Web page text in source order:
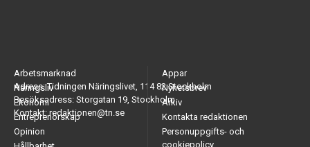
Adress: Tidningen Näringslivet, 114 82 Stockholm
Besöksadress: Storgatan 19, Stockholm
Kontakt: redaktionen@tn.se
Arbetsmarknad
Näringsliv
Ekonomi
Entreprenörskap
Opinion
Appar
Nyhetsbrev
Arkiv
Kontakta redaktionen
Personuppgifts- och
cookiepolicy